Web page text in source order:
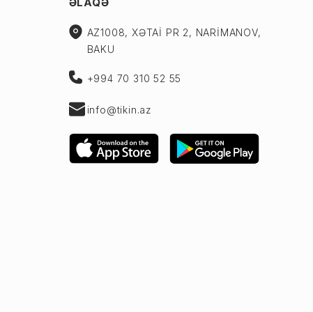
AZ1008, XƏTAİ PR 2, NARİMANOV,
BAKU
+994 70 310 52 55
info@tikin.az